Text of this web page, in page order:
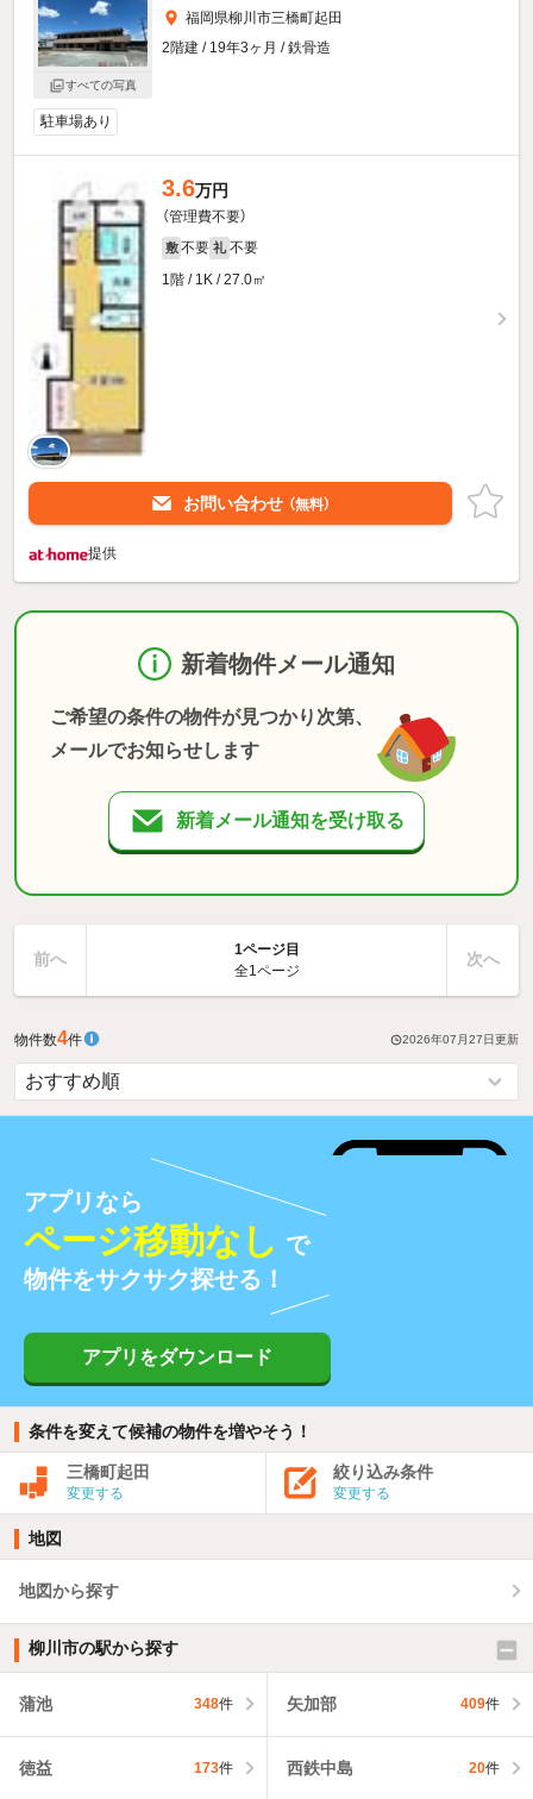
すべての写真
福岡県柳川市三橋町起田
2階建 / 19年3ヶ月 / 鉄骨造
駐車場あり
3.6万円
（管理費不要）
敷 不要 礼 不要
1階 / 1K / 27.0㎡
お問い合わせ （無料）
提供
新着物件メール通知
ご希望の条件の物件が見つかり次第、
メールでお知らせします
新着メール通知を受け取る
前へ
1ページ目
全1ページ
次へ
物件数4件 2026年07月27日更新
アプリなら
ページ移動なし で
物件をサクサク探せる！
アプリをダウンロード
条件を変えて候補の物件を増やそう！
三橋町起田
変更する
絞り込み条件
変更する
地図
地図から探す
柳川市の駅から探す
蒲池 348件 矢加部 409件
徳益 173件 西鉄中島 20件